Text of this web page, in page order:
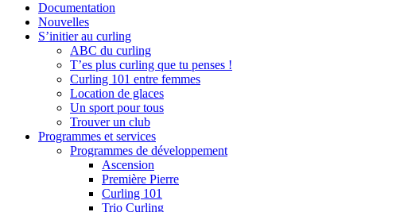
Documentation
Nouvelles
S’initier au curling
ABC du curling
T’es plus curling que tu penses !
Curling 101 entre femmes
Location de glaces
Un sport pour tous
Trouver un club
Programmes et services
Programmes de développement
Ascension
Première Pierre
Curling 101
Trio Curling